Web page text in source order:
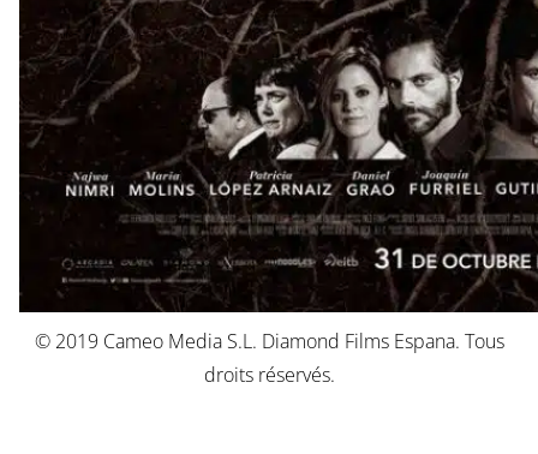
© 2019 Cameo Media S.L. Diamond Films Espana. Tous
droits réservés.